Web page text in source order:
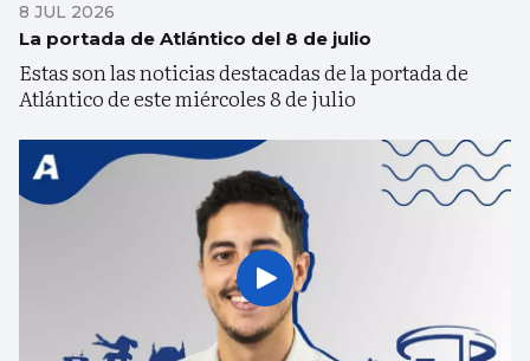
8 JUL 2026
La portada de Atlántico del 8 de julio
Estas son las noticias destacadas de la portada de
Atlántico de este miércoles 8 de julio